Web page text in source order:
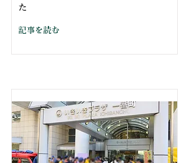
た
記事を読む